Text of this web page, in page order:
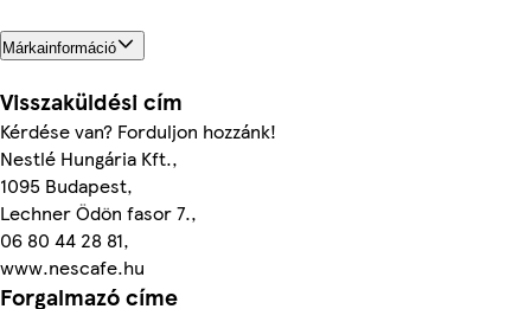
Márkainformáció
Visszaküldési cím
Kérdése van? Forduljon hozzánk!
Nestlé Hungária Kft.,
1095 Budapest,
Lechner Ödön fasor 7.,
06 80 44 28 81,
www.nescafe.hu
Forgalmazó címe